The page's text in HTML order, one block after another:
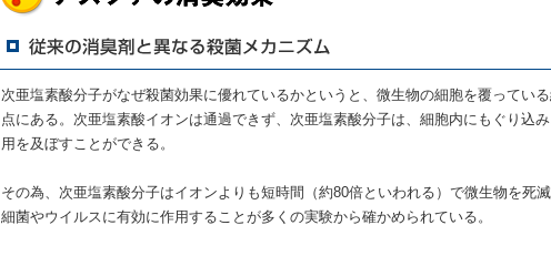
次亜塩素酸分子がなぜ殺菌効果に優れているかというと、微生物の細胞を覆ってい
点にある。次亜塩素酸イオンは通過できず、次亜塩素酸分子は、細胞内にもぐり込
用を及ぼすことができる。
その為、次亜塩素酸分子はイオンよりも短時間（約80倍といわれる）で微生物を死滅
細菌やウイルスに有効に作用することが多くの実験から確かめられている。